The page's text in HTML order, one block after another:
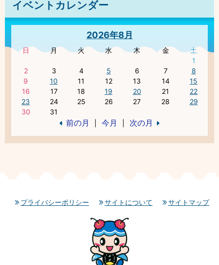
イベントカレンダー
2026年8月
日 月 火 水 木 金
土
1
2
3 4 5 6 7
8
9
10 11 12 13 14
15
16
17 18 19 20 21
22
23
24 25 26 27 28
29
30
31
前の月 今月 次の月
プライバシーポリシー サイトについて サイトマップ